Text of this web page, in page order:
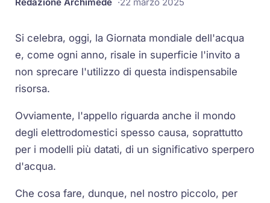
Si celebra, oggi, la Giornata mondiale dell'acqua
e, come ogni anno, risale in superficie l'invito a
non sprecare l'utilizzo di questa indispensabile
risorsa.
Ovviamente, l'appello riguarda anche il mondo
degli elettrodomestici spesso causa, soprattutto
per i modelli più datati, di un significativo sperpero
d'acqua.
Che cosa fare, dunque, nel nostro piccolo, per